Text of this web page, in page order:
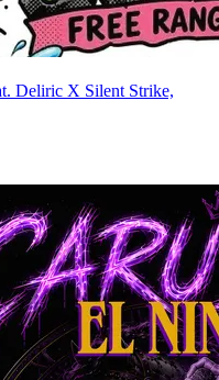
Deliric X Silent Strike,